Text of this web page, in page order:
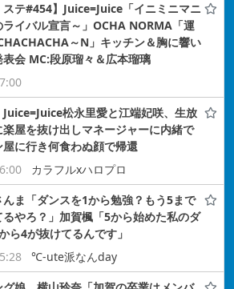
ステ#454】Juice=Juice「イニミニマニ
ライバル宣言～」OCHA NORMA「運
～N」キッチン＆胸に響い
表会 MC:段原瑠々＆広本瑠璃
松永里愛と江端妃咲、生放
屋を抜け出しマネージャーに内緒で
屋に行き何食わぬ顔で帰還
カラフルxハロプロ
んま「ダンスを1から勉強？もう5まで
るやろ？」加賀楓「5から始めた私のダ
ら4が抜けてるんです」
℃-ute派なんday